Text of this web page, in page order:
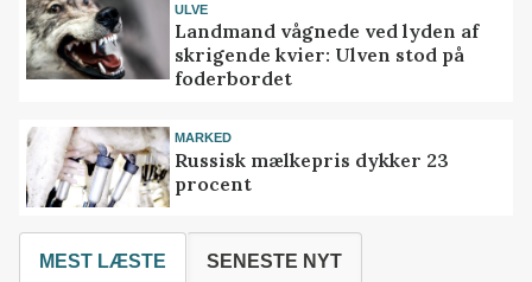
ULVE
Landmand vågnede ved lyden af
skrigende kvier: Ulven stod på
foderbordet
MARKED
Russisk mælkepris dykker 23
procent
MEST LÆSTE SENESTE NYT